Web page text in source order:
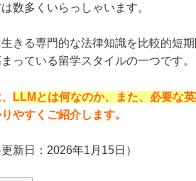
は数多くいらっしゃいます。
きる専門的な法律知識を比較的短
っている留学スタイルの一つです。
LLMとは何なのか、また、必要な
やすくご紹介します。
更新日： 2026年1月15日 ）